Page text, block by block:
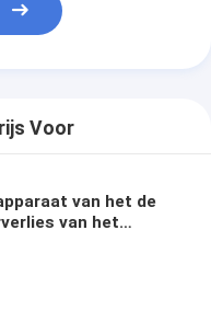
Voor
van het de
van het